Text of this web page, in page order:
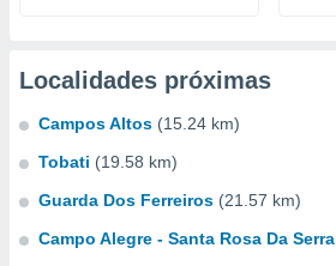
Localidades próximas
Campos Altos (15.24 km)
Tobati (19.58 km)
Guarda Dos Ferreiros (21.57 km)
Campo Alegre - Santa Rosa Da Serra